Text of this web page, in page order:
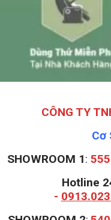
CÔNG TY
Cơ
SHOWROOM 1:
Hotline
-